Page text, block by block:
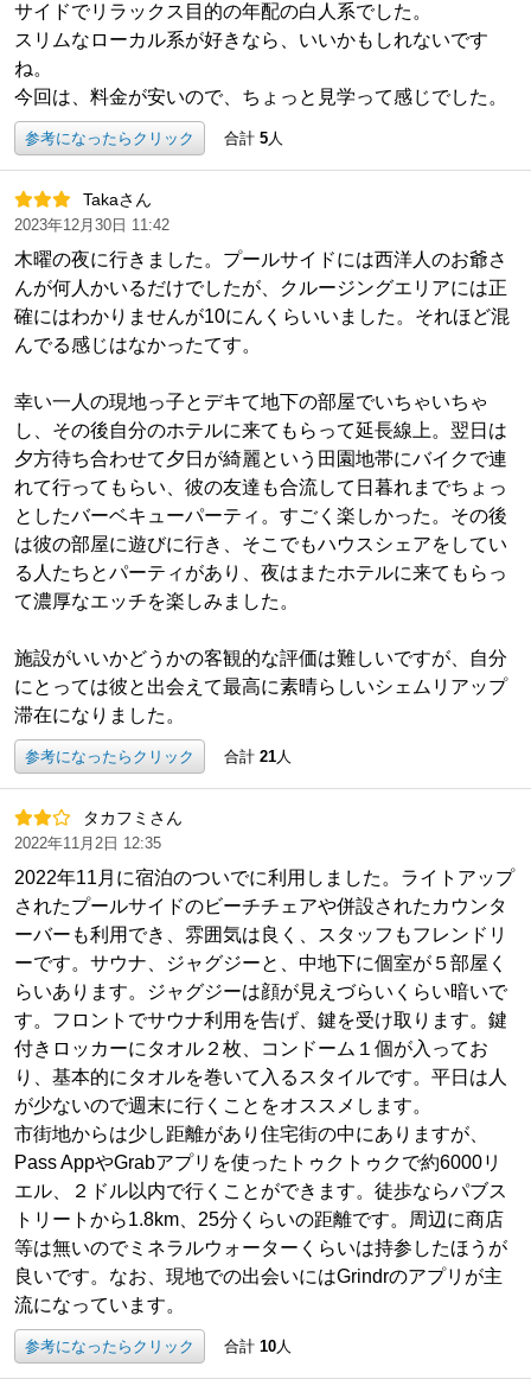
サイドでリラックス目的の年配の白人系でした。
スリムなローカル系が好きなら、いいかもしれないです
ね。
今回は、料金が安いので、ちょっと見学って感じでした。
参考になったらクリック 合計 5人
Takaさん
2023年12月30日 11:42
木曜の夜に行きました。プールサイドには西洋人のお爺さ
んが何人かいるだけでしたが、クルージングエリアには正
確にはわかりませんが10にんくらいいました。それほど混
んでる感じはなかったてす。
幸い一人の現地っ子とデキて地下の部屋でいちゃいちゃ
し、その後自分のホテルに来てもらって延長線上。翌日は
夕方待ち合わせて夕日が綺麗という田園地帯にバイクで連
れて行ってもらい、彼の友達も合流して日暮れまでちょっ
としたバーベキューパーティ。すごく楽しかった。その後
は彼の部屋に遊びに行き、そこでもハウスシェアをしてい
る人たちとパーティがあり、夜はまたホテルに来てもらっ
て濃厚なエッチを楽しみました。
施設がいいかどうかの客観的な評価は難しいですが、自分
にとっては彼と出会えて最高に素晴らしいシェムリアップ
滞在になりました。
参考になったらクリック 合計 21人
タカフミさん
2022年11月2日 12:35
2022年11月に宿泊のついでに利用しました。ライトアップ
されたプールサイドのビーチチェアや併設されたカウンタ
ーバーも利用でき、雰囲気は良く、スタッフもフレンドリ
ーです。サウナ、ジャグジーと、中地下に個室が５部屋く
らいあります。ジャグジーは顔が見えづらいくらい暗いで
す。フロントでサウナ利用を告げ、鍵を受け取ります。鍵
付きロッカーにタオル２枚、コンドーム１個が入ってお
り、基本的にタオルを巻いて入るスタイルです。平日は人
が少ないので週末に行くことをオススメします。
市街地からは少し距離があり住宅街の中にありますが、
Pass AppやGrabアプリを使ったトゥクトゥクで約6000リ
エル、２ドル以内で行くことができます。徒歩ならパブス
トリートから1.8km、25分くらいの距離です。周辺に商店
等は無いのでミネラルウォーターくらいは持参したほうが
良いです。なお、現地での出会いにはGrindrのアプリが主
流になっています。
参考になったらクリック 合計 10人